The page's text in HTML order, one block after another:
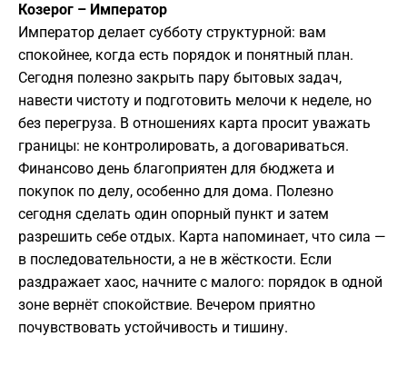
Козерог – Император
Император делает субботу структурной: вам
спокойнее, когда есть порядок и понятный план.
Сегодня полезно закрыть пару бытовых задач,
навести чистоту и подготовить мелочи к неделе, но
без перегруза. В отношениях карта просит уважать
границы: не контролировать, а договариваться.
Финансово день благоприятен для бюджета и
покупок по делу, особенно для дома. Полезно
сегодня сделать один опорный пункт и затем
разрешить себе отдых. Карта напоминает, что сила —
в последовательности, а не в жёсткости. Если
раздражает хаос, начните с малого: порядок в одной
зоне вернёт спокойствие. Вечером приятно
почувствовать устойчивость и тишину.